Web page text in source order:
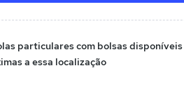
particulares com bolsas disponíveis
a essa localização